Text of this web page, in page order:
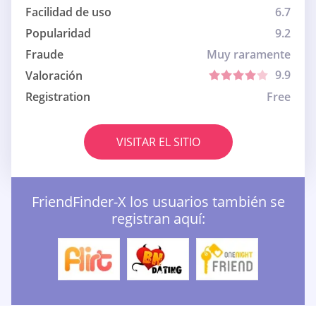
Facilidad de uso
6.7
Popularidad
9.2
Fraude
Muy raramente
Valoración
9.9
Registration
Free
VISITAR EL SITIO
FriendFinder-X los usuarios también se
registran aquí: